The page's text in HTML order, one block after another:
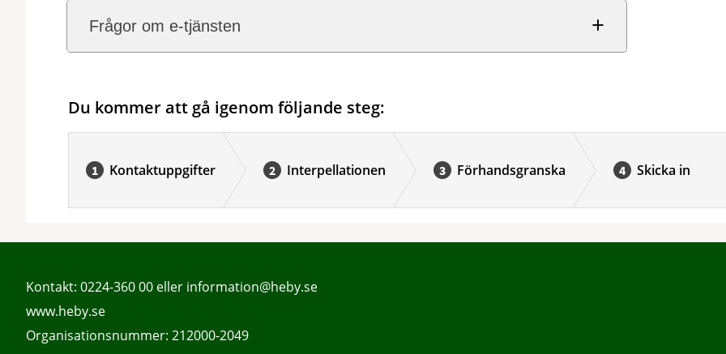
Frågor om e-tjänsten
Du kommer att gå igenom följande steg:
Kontaktuppgifter Interpellationen Förhandsgranska Skicka in
Kontakt: 0224-360 00 eller information@heby.se
www.heby.se
Organisationsnummer: 212000-2049